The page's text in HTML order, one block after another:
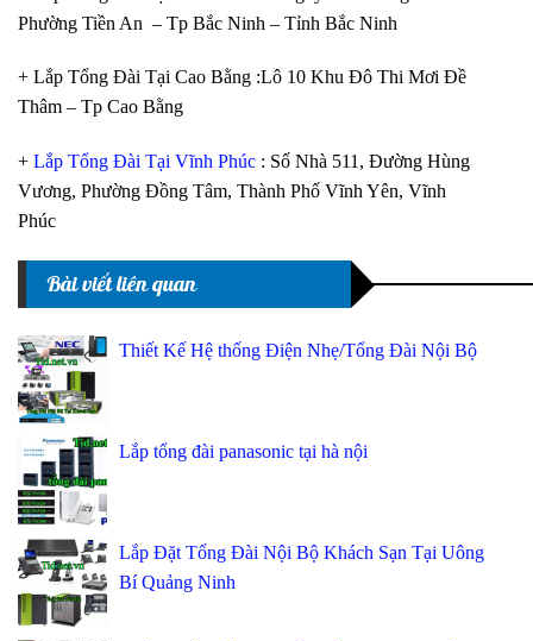
Phường Tiền An – Tp Bắc Ninh – Tỉnh Bắc Ninh
+ Lắp Tổng Đài Tại Cao Bằng :Lô 10 Khu Đô Thi Mơi Đề
Thâm – Tp Cao Bằng
+ Lắp Tổng Đài Tại Vĩnh Phúc : Số Nhà 511, Đường Hùng
Vương, Phường Đồng Tâm, Thành Phố Vĩnh Yên, Vĩnh
Phúc
Bài viết liên quan
Thiết Kế Hệ thống Điện Nhẹ/Tổng Đài Nội Bộ
Lắp tổng đài panasonic tại hà nội
Lắp Đặt Tổng Đài Nội Bộ Khách Sạn Tại Uông
Bí Quảng Ninh